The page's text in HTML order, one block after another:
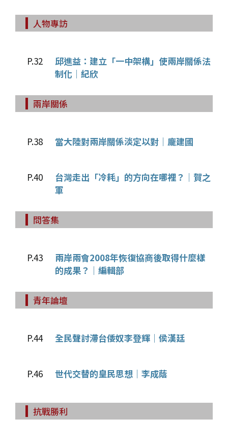
人物專訪
P.32
邱進益：建立「一中架構」使兩岸關係法
制化｜紀欣
兩岸關係
P.38 當大陸對兩岸關係淡定以對｜龐建國
P.40
台灣走出「冷耗」的方向在哪裡？｜賀之
軍
問答集
P.43
兩岸兩會2008年恢復協商後取得什麼樣
的成果？｜編輯部
青年論壇
P.44 全民聲討滯台倭奴李登輝｜侯漢廷
P.46 世代交替的皇民思想｜李成蔭
抗戰勝利